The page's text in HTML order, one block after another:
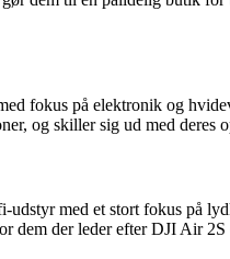
fokus på elektronik og
og skiller sig ud med
med et stort fokus på
dem der leder efter DJI Air